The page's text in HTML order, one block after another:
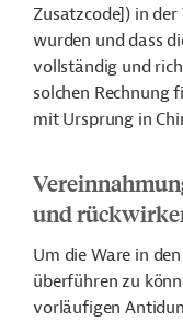
Zusatzcode]) in
wurden und dass
vollständig und
solchen Rechnung
mit Ursprung in
und
Um die Ware in
überführen zu
vorläufigen